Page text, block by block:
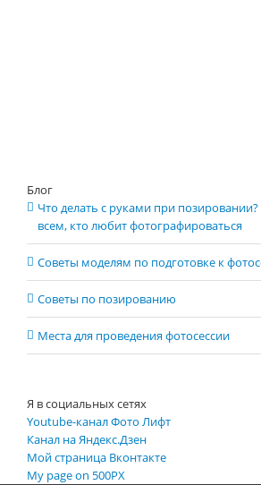
Блог
Что делать с руками при
всем, кто любит фотографироваться
Советы моделям по подготовке к
Советы по позированию
Места для проведения фотосессии
Я в социальных сетях
Youtube-канал Фото Лифт
Канал на Яндекс.Дзен
Мой страница Вконтакте
My page on 500PX